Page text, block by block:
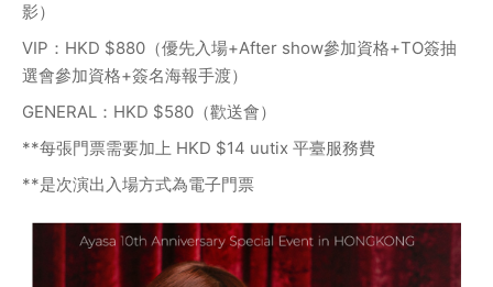
影）
VIP：HKD $880（優先入場+After show參加資格+TO簽抽
選會參加資格+簽名海報手渡）
GENERAL：HKD $580（歡送會）
**每張門票需要加上 HKD $14 uutix 平臺服務費
**是次演出入場方式為電子門票